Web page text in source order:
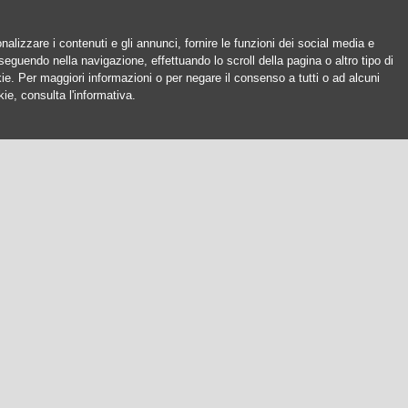
i contenuti e gli annunci, fornire le funzioni dei social media e
nella navigazione, effettuando lo scroll della pagina o altro tipo di
Per maggiori informazioni o per negare il consenso a tutti o ad alcuni
consulta l'informativa.